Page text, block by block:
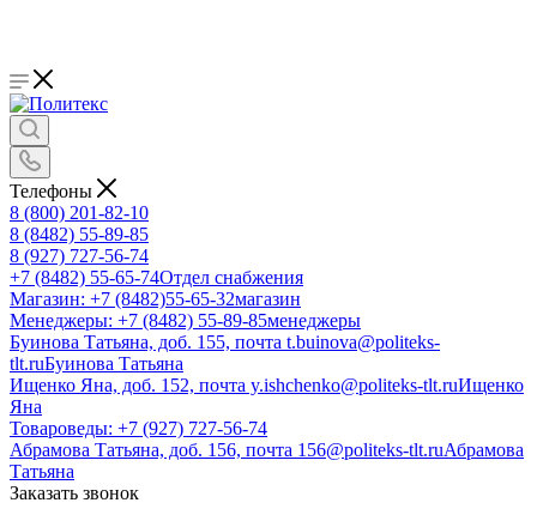
Телефоны
8 (800) 201-82-10
8 (8482) 55-89-85
8 (927) 727-56-74
+7 (8482) 55-65-74Отдел снабжения
Магазин: +7 (8482)55-65-32магазин
Менеджеры: +7 (8482) 55-89-85менеджеры
Буинова Татьяна, доб. 155, почта t.buinova@politeks-
tlt.ruБуинова Татьяна
Ищенко Яна, доб. 152, почта y.ishchenko@politeks-tlt.ruИщенко
Яна
Товароведы: +7 (927) 727-56-74
Абрамова Татьяна, доб. 156, почта 156@politeks-tlt.ruАбрамова
Татьяна
Заказать звонок